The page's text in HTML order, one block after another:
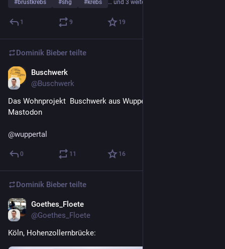
#brustkrebs #shg #krebs … und 3 weitere
1 9 19
Dominik Bieber teilte
Buschwerk
@Buschwerk
Das Wohnprojekt  Buschwerk aus Wuppertal trötet jetzt auf
Mastodon
@wuppertal
0 11 16
Dominik Bieber teilte
Goethes_Floete
@Goethes_Floete
Köln, Hohenzollernbrücke: